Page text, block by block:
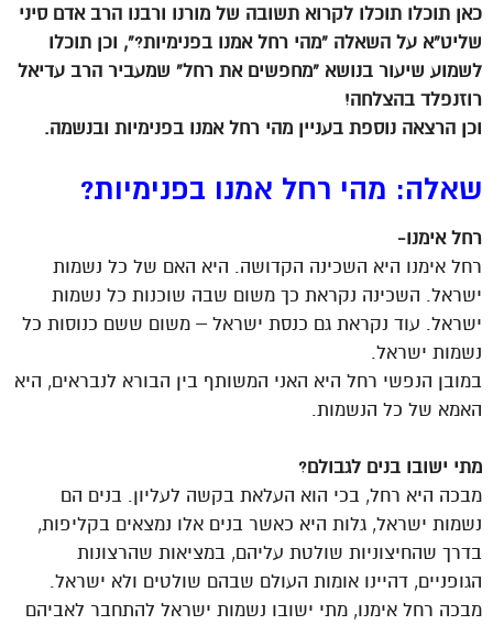
כאן תוכלו תוכלו לקרוא תשובה של מורנו ורבנו הרב אדם סיני
שליט”א על השאלה “מהי רחל אמנו בפנימיות?”, וכן תוכלו
לשמוע שיעור בנושא “מחפשים את רחל” שמעביר הרב עדיאל
רוזנפלד בהצלחה!
וכן הרצאה נוספת בעניין מהי רחל אמנו בפנימיות ובנשמה.
שאלה: מהי רחל אמנו בפנימיות?
רחל אימנו-
רחל אימנו היא השכינה הקדושה. היא האם של כל נשמות
ישראל. השכינה נקראת כך משום שבה שוכנות כל נשמות
ישראל. עוד נקראת גם כנסת ישראל – משום ששם כנוסות כל
נשמות ישראל.
במובן הנפשי רחל היא האני המשותף בין הבורא לנבראים, היא
האמא של כל הנשמות.
מתי ישובו בנים לגבולם?
מבכה היא רחל, בכי הוא העלאת בקשה לעליון. בנים הם
נשמות ישראל, גלות היא כאשר בנים אלו נמצאים בקליפות,
בדרך שהחיצוניות שולטת עליהם, במציאות שהרצונות
הגופניים, דהיינו אומות העולם שבהם שולטים ולא ישראל.
מבכה רחל אימנו, מתי ישובו נשמות ישראל להתחבר לאביהם